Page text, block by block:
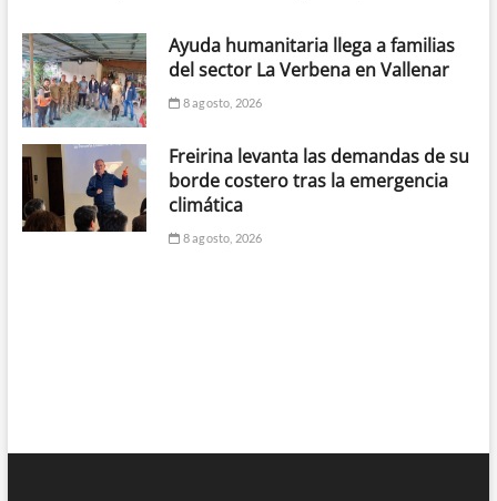
Ayuda humanitaria llega a familias
del sector La Verbena en Vallenar
8 agosto, 2026
Freirina levanta las demandas de su
borde costero tras la emergencia
climática
8 agosto, 2026